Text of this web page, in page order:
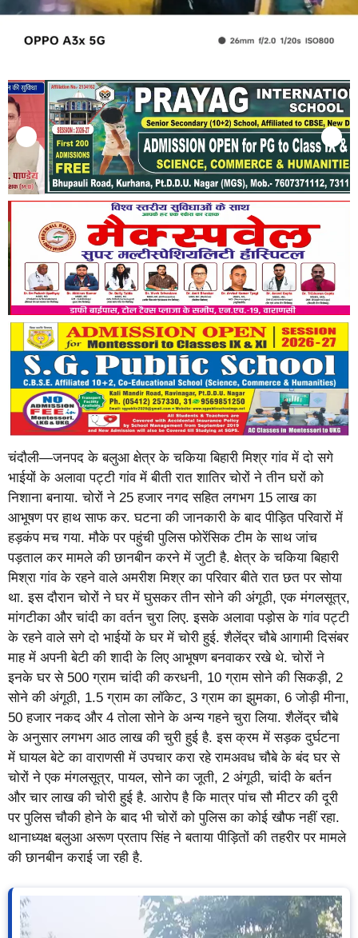
चंदौली—जनपद के बलुआ क्षेत्र के चकिया बिहारी मिश्र गांव में दो सगे
भाईयों के अलावा पट्टी गांव में बीती रात शातिर चोरों ने तीन घरों को
निशाना बनाया. चोरों ने 25 हजार नगद सहित लगभग 15 लाख का
आभूषण पर हाथ साफ कर. घटना की जानकारी के बाद पीड़ित परिवारों में
हड़कंप मच गया. मौके पर पहुंची पुलिस फोरेंसिक टीम के साथ जांच
पड़ताल कर मामले की छानबीन करने में जुटी है. क्षेत्र के चकिया बिहारी
मिश्रा गांव के रहने वाले अमरीश मिश्र का परिवार बीते रात छत पर सोया
था. इस दौरान चोरों ने घर में घुसकर तीन सोने की अंगूठी, एक मंगलसूत्र,
मांगटीका और चांदी का वर्तन चुरा लिए. इसके अलावा पड़ोस के गांव पट्टी
के रहने वाले सगे दो भाईयों के घर में चोरी हुई. शैलेंद्र चौबे आगामी दिसंबर
माह में अपनी बेटी की शादी के लिए आभूषण बनवाकर रखे थे. चोरों ने
इनके घर से 500 ग्राम चांदी की करधनी, 10 ग्राम सोने की सिकड़ी, 2
सोने की अंगूठी, 1.5 ग्राम का लॉकेट, 3 ग्राम का झुमका, 6 जोड़ी मीना,
50 हजार नकद और 4 तोला सोने के अन्य गहने चुरा लिया. शैलेंद्र चौबे
के अनुसार लगभग आठ लाख की चुरी हुई है. इस क्रम में सड़क दुर्घटना
में घायल बेटे का वाराणसी में उपचार करा रहे रामअवध चौबे के बंद घर से
चोरों ने एक मंगलसूत्र, पायल, सोने का जूती, 2 अंगूठी, चांदी के बर्तन
और चार लाख की चोरी हुई है. आरोप है कि मात्र पांच सौ मीटर की दूरी
पर पुलिस चौकी होने के बाद भी चोरों को पुलिस का कोई खौफ नहीं रहा.
थानाध्यक्ष बलुआ अरूण प्रताप सिंह ने बताया पीड़ितों की तहरीर पर मामले
की छानबीन कराई जा रही है.